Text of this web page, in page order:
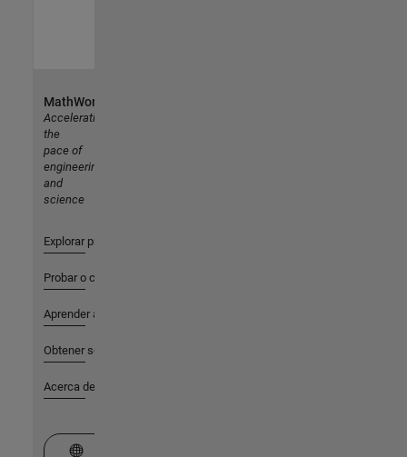
MathWorks
Accelerating
the
pace of
engineering
and
science
Explorar productos
Probar o comprar
Aprender a utilizar
Obtener soporte
Acerca de MathWorks
Seleccione un país/idioma